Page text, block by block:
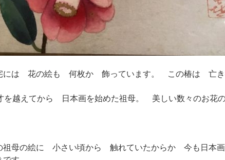
には 花の絵も 何枚か 飾っています。 この椿は 亡き
を越えてから 日本画を始めた祖母。 美しい数々のお花の
祖母の絵に 小さい頃から 触れていたからか 今も日本